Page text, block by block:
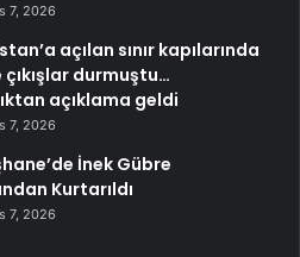
7, 2026
açılan sınır kapılarında
çıkışlar durmuştu…
açıklama geldi
7, 2026
İnek Gübre
Kurtarıldı
7, 2026